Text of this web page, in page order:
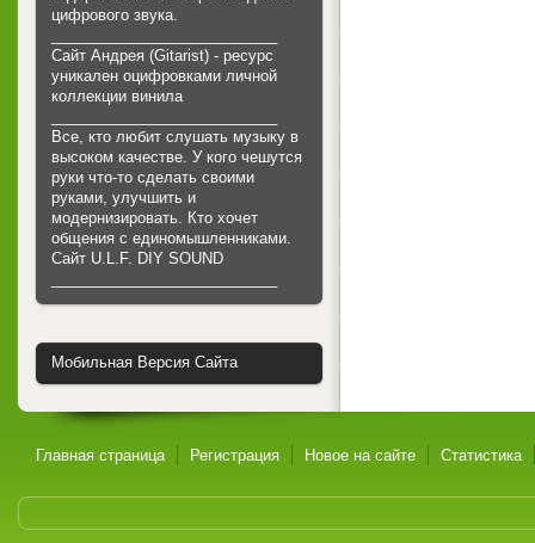
цифрового звука.
Сайт Андрея (Gitarist) - ресурс
уникален оцифровками личной
коллекции винила
Все, кто любит слушать музыку в
высоком качестве. У кого чешутся
руки что-то сделать своими
руками, улучшить и
модернизировать. Кто хочет
общения с единомышленниками.
Cайт U.L.F. DIY SOUND
Мобильная Версия Сайта
Главная страница Регистрация Новое на сайте Статистика